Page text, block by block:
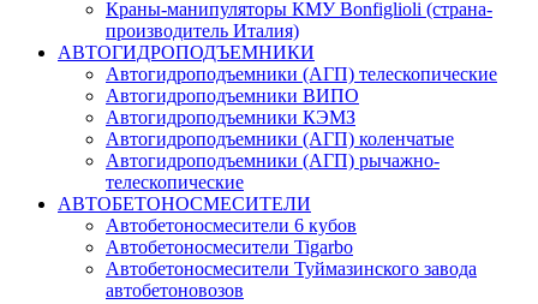
Краны-манипуляторы КМУ Bonfiglioli (страна-
производитель Италия)
АВТОГИДРОПОДЪЕМНИКИ
Автогидроподъемники (АГП) телескопические
Автогидроподъемники ВИПО
Автогидроподъемники КЭМЗ
Автогидроподъемники (АГП) коленчатые
Автогидроподъемники (АГП) рычажно-
телескопические
АВТОБЕТОНОСМЕСИТЕЛИ
Автобетоносмесители 6 кубов
Автобетоносмесители Tigarbo
Автобетоносмесители Туймазинского завода
автобетоновозов